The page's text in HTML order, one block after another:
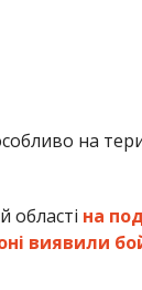
на
області на
виявили